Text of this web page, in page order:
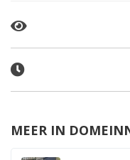
MEER IN